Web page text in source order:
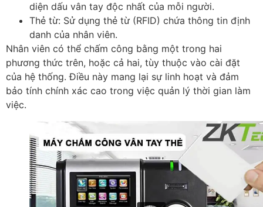
diện dấu vân tay độc nhất của mỗi người.
Thẻ từ: Sử dụng thẻ từ (RFID) chứa thông tin định
danh của nhân viên.
Nhân viên có thể chấm công bằng một trong hai
phương thức trên, hoặc cả hai, tùy thuộc vào cài đặt
của hệ thống. Điều này mang lại sự linh hoạt và đảm
bảo tính chính xác cao trong việc quản lý thời gian làm
việc.